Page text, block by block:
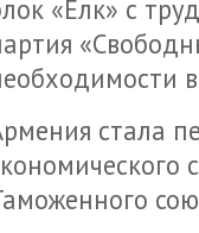
«Елк» с
стала